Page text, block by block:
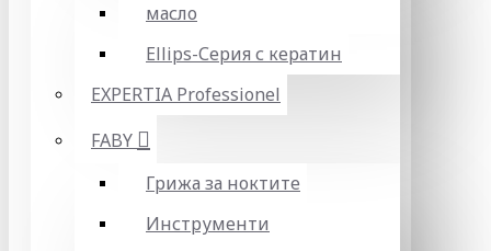
масло
Ellips-Серия с кератин
EXPERTIA Professionel
FABY
Грижа за ноктите
Инструменти